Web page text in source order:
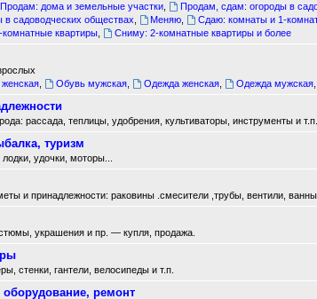
Продам: дома и земельные участки Продам, сдам: огороды в
садоводческих обществах
Меняю Сдаю: комнаты и 1-
квартиры
Сниму: 2-комнатные квартиры и более
Обувь мужская Одежда женская Одежда мужская,
рассада, теплицы, удобрения, культиваторы, инструменты и т.п.
туризм
удочки, моторы...
и принадлежности: раковины .смесители ,трубы, вентили,
украшения и пр. — купля, продажа.
стенки, гантели, велосипеды и т.п.
ремонт